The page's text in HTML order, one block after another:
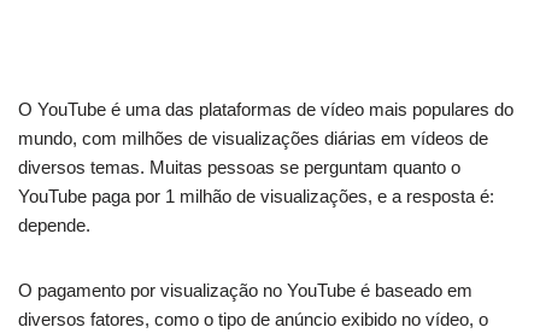
O YouTube é uma das plataformas de vídeo mais populares do
mundo, com milhões de visualizações diárias em vídeos de
diversos temas. Muitas pessoas se perguntam quanto o
YouTube paga por 1 milhão de visualizações, e a resposta é:
depende.
O pagamento por visualização no YouTube é baseado em
diversos fatores, como o tipo de anúncio exibido no vídeo, o